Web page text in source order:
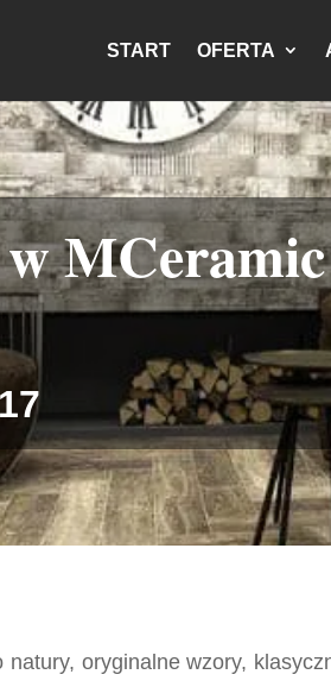
START OFERTA
MCeramic
natury, oryginalne wzory,